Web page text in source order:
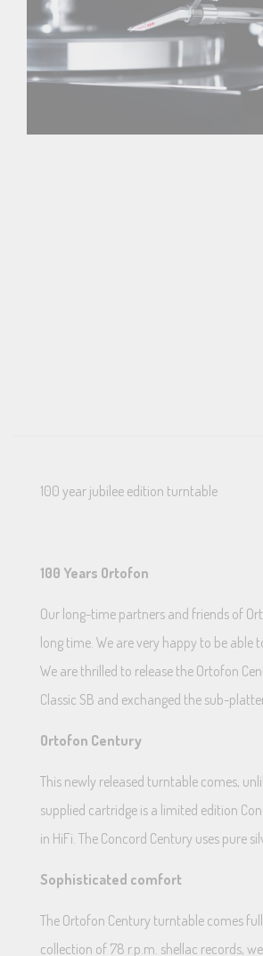
100 year jubilee edition turntable
100 Years Ortofon
Our long-time partners and friends of
long time. We are very happy to be
We are thrilled to release the Ortofon
Classic SB and exchanged the sub-
Ortofon Century
This newly released turntable comes,
supplied cartridge is a limited edition
in HiFi. The Concord Century uses pure
Sophisticated comfort
The Ortofon Century turntable comes
collection of 78 r.p.m. shellac records,